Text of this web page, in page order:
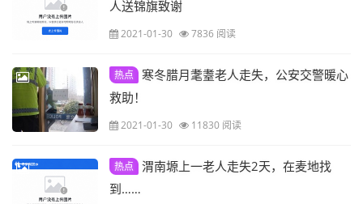
人送锦旗致谢
2021-01-30 7836 阅读
热点
寒冬腊月耄耋老人走失，公安交警暖心
救助！
2021-01-30 11830 阅读
热点
渭南塬上一老人走失2天，在麦地找
到……